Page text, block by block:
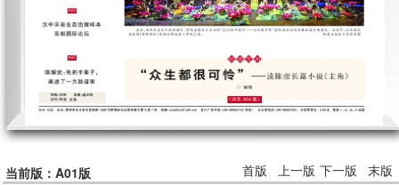
当前版：A01版 首版 上一版 下一版 末版